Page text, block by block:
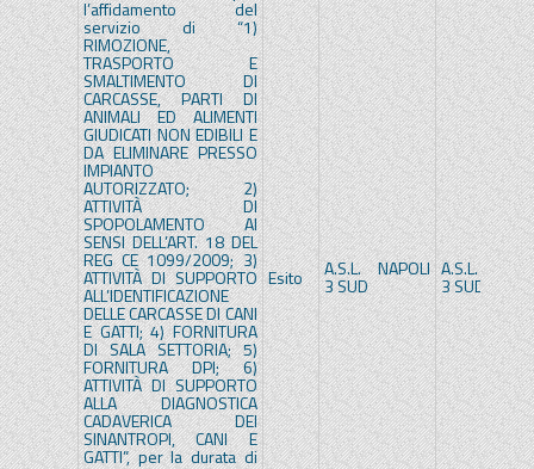
l’affidamento del
servizio di “1)
RIMOZIONE,
TRASPORTO E
SMALTIMENTO DI
CARCASSE, PARTI DI
ANIMALI ED ALIMENTI
GIUDICATI NON EDIBILI E
DA ELIMINARE PRESSO
IMPIANTO
AUTORIZZATO; 2)
ATTIVITÀ DI
SPOPOLAMENTO AI
SENSI DELL’ART. 18 DEL
REG CE 1099/2009; 3)
ATTIVITÀ DI SUPPORTO
ALL’IDENTIFICAZIONE
DELLE CARCASSE DI CANI
E GATTI; 4) FORNITURA
DI SALA SETTORIA; 5)
FORNITURA DPI; 6)
ATTIVITÀ DI SUPPORTO
ALLA DIAGNOSTICA
CADAVERICA DEI
SINANTROPI, CANI E
GATTI”, per la durata di
Esito A.S.L. NAPOLI
3 SUD
A.S.L.
3 SUD